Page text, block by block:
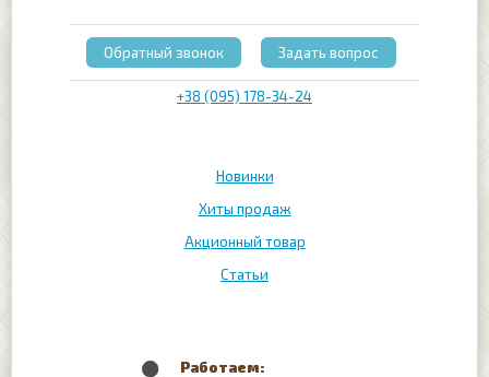
Новинки
Хиты продаж
Акционный товар
Статьи
+38 (095) 178-34-24
Обратный звонок Задать вопрос
Работаем: